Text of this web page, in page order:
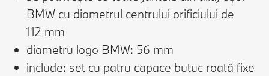
BMW cu diametrul centrului orificiului de
112 mm
diametru logo BMW: 56 mm
include: set cu patru capace butuc roată fixe